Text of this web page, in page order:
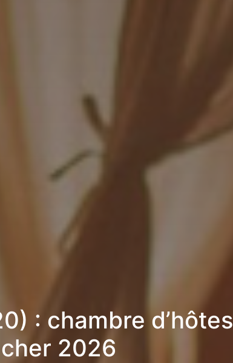
: chambre d’hôtes
2026